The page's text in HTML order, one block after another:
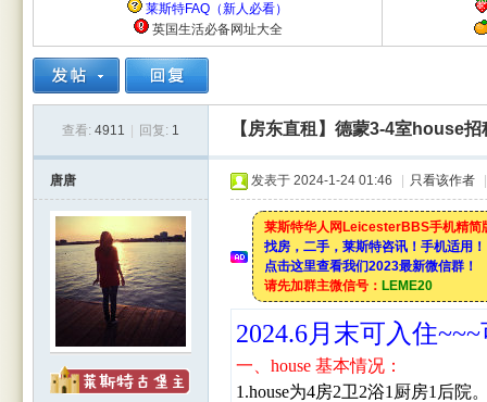
特华
莱斯特FAQ（新人必看）
英国生活必备网址大全
查看: 4911 回复: 1 【房东直租】德蒙3-4室house
唐唐 发表于 2024-1-24 01:46 只看该作者
莱斯特华人网LeicesterBBS手机精简
找房，二手，莱斯特咨讯！手机适用！
点击这里查看我们2023最新微信群！
请先加群主微信号： LEME20
2024.6月末可入住~~~
一、 house 基本情况：
1 .house为4房2卫2浴1厨房1后院